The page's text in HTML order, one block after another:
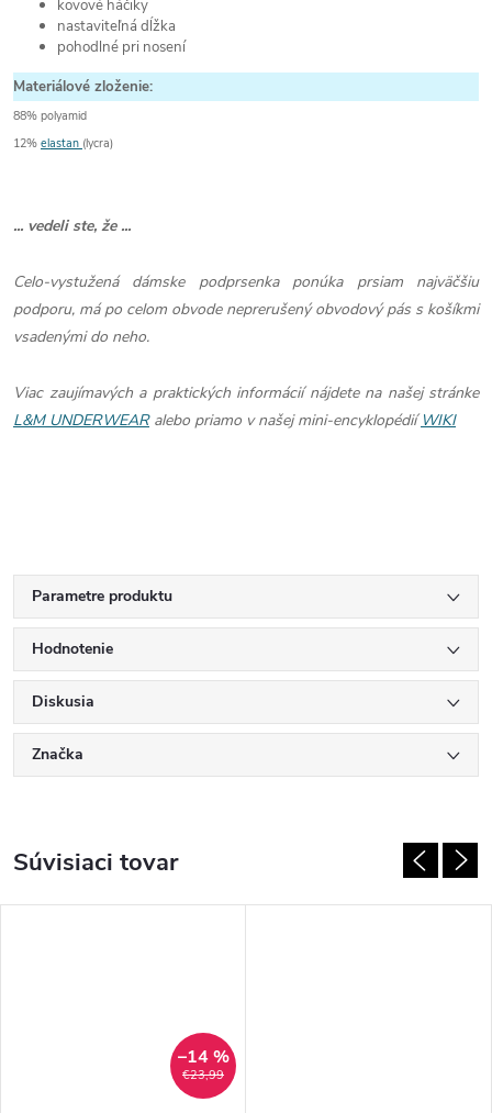
kovové háčiky
nastaviteľná dĺžka
pohodlné pri nosení
Materiálové zloženie:
88% polyamid
12% elastan (lycra)
... vedeli ste, že ...
Celo-vystužená dámske podprsenka ponúka prsiam najväčšiu
podporu, má po celom obvode neprerušený obvodový pás s košíkmi
vsadenými do neho.
Viac zaujímavých a praktických informácií nájdete na našej stránke
L&M UNDERWEARalebo priamo v našej mini-encyklopédiíWIKI
Parametre produktu
Hodnotenie
Diskusia
Značka
Súvisiaci tovar
€23,99
–14 %